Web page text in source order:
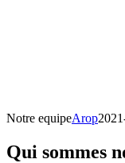
Notre equipeArop
Qui sommes